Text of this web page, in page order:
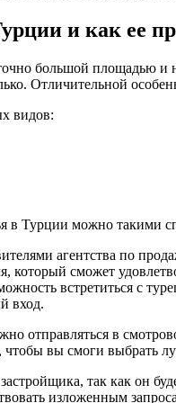
и как ее
большой площадью
Отличительной
видов:
в Турции можно такими
агентства по
который сможет
встретиться с
вход.
отправляться в
вы смоги выбрать
так как он
изложенным